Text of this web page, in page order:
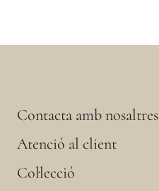
Contacta amb nosaltres
Atenció al client
Col·lecció